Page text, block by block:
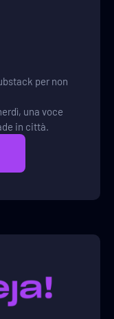
per non
una voce
in città.